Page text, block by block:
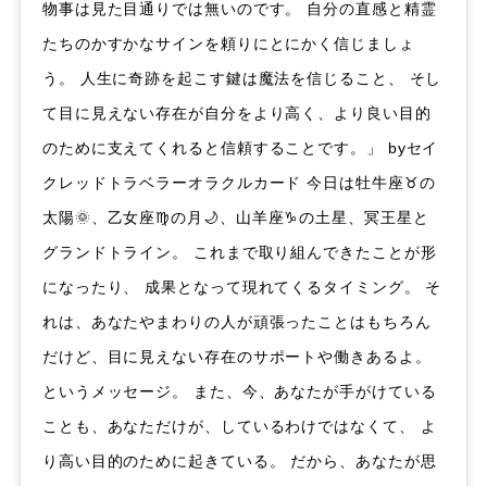
物事は見た目通りでは無いのです。 自分の直感と精霊
たちのかすかなサインを頼りにとにかく信じましょ
う。 人生に奇跡を起こす鍵は魔法を信じること、 そし
て目に見えない存在が自分をより高く、より良い目的
のために支えてくれると信頼することです。」 byセイ
クレッドトラベラーオラクルカード 今日は牡牛座♉️の
太陽🌞、乙女座♍️の月🌙、山羊座♑️の土星、冥王星と
グランドトライン。 これまで取り組んできたことが形
になったり、 成果となって現れてくるタイミング。 そ
れは、あなたやまわりの人が頑張ったことはもちろん
だけど、目に見えない存在のサポートや働きあるよ。
というメッセージ。 また、今、あなたが手がけている
ことも、あなただけが、しているわけではなくて、 よ
り高い目的のために起きている。 だから、あなたが思